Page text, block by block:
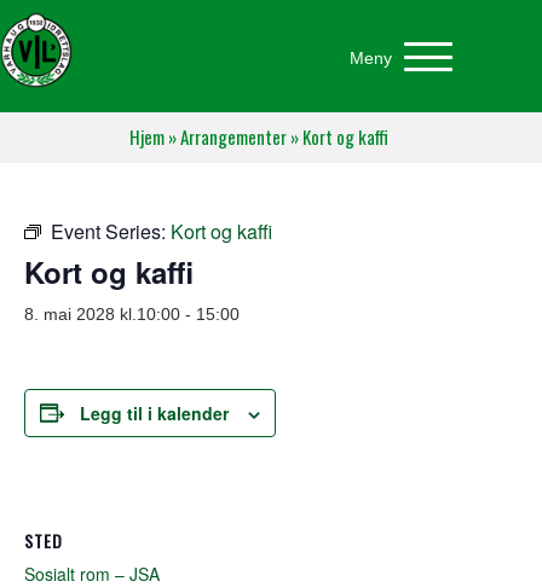
Meny
Hjem»Arrangementer»Kort og kaffi
Event Series: Kort og kaffi
Kort og kaffi
8. mai 2028 kl.10:00 - 15:00
Legg til i kalender
STED
Sosialt rom – JSA